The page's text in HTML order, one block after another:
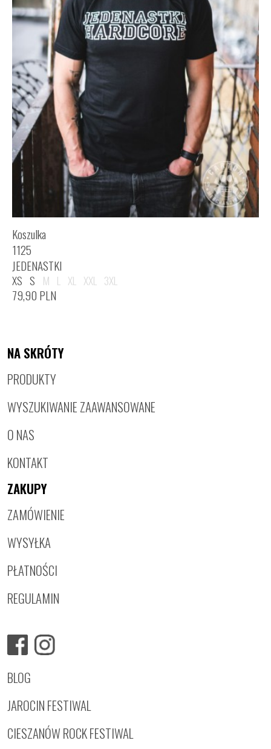
Koszulka
1125
JEDENASTKI
XS S M L XL XXL 3XL
79,90 PLN
NA SKRÓTY
PRODUKTY
WYSZUKIWANIE ZAAWANSOWANE
O NAS
KONTAKT
ZAKUPY
ZAMÓWIENIE
WYSYŁKA
PŁATNOŚCI
REGULAMIN
BLOG
JAROCIN FESTIWAL
CIESZANÓW ROCK FESTIWAL